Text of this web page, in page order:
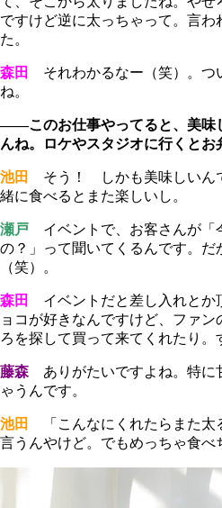
ですけど逆に太っちゃって。言わ
た。
森田
それわかるなー（笑）。つ
ね。
――このお仕事やってると、美味
んね。ロケやスタジオに行くとお
池田
そう！ しかも美味しいん
緒に食べるとまた楽しいし。
瀬戸 イベントで、お客さんが「
の？」って聞いてくるんです。だ
（笑）。
森田
イベントだと差し入れとか
ョコが好きなんですけど、ファン
ろを探して買って来てくれたり。
藤森 ありがたいですよね。特に
ゃうんです。
池田
「こんなにくれたらまた太
言うんやけど。でもめっちゃ食べ